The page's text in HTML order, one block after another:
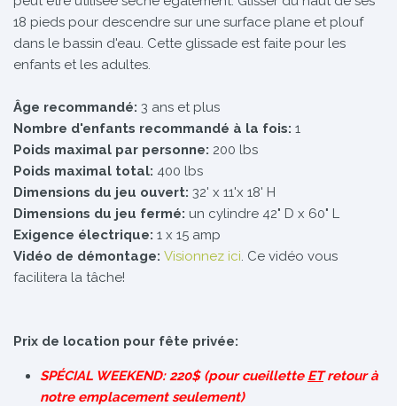
18 pieds pour descendre sur une surface plane et plouf
dans le bassin d'eau. Cette glissade est faite pour les
enfants et les adultes.
Âge recommandé: 3 ans et plus
Nombre d'enfants recommandé à la fois: 1
Poids maximal par personne: 200 lbs
Poids maximal total: 400 lbs
Dimensions du jeu ouvert: 32' x 11'x 18' H
Dimensions du jeu fermé: un cylindre 42" D x 60" L
Exigence électrique: 1 x 15 amp
Vidéo de démontage: Visionnez ici. Ce vidéo vous
facilitera la tâche!
Prix de location pour fête privée:
SPÉCIAL WEEKEND: 220$ (pour cueillette ETretour à
notre emplacement seulement)